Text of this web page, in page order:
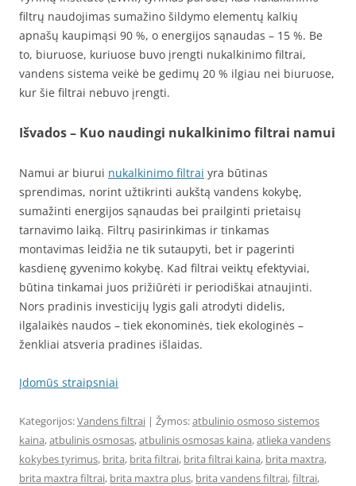
filtrų naudojimas sumažino šildymo elementų kalkių
apnašų kaupimąsi 90 %, o energijos sąnaudas – 15 %. Be
to, biuruose, kuriuose buvo įrengti nukalkinimo filtrai,
vandens sistema veikė be gedimų 20 % ilgiau nei biuruose,
kur šie filtrai nebuvo įrengti.
Išvados – Kuo naudingi nukalkinimo filtrai namui
Namui ar biurui nukalkinimo filtrai yra būtinas
sprendimas, norint užtikrinti aukštą vandens kokybę,
sumažinti energijos sąnaudas bei prailginti prietaisų
tarnavimo laiką. Filtrų pasirinkimas ir tinkamas
montavimas leidžia ne tik sutaupyti, bet ir pagerinti
kasdienę gyvenimo kokybę. Kad filtrai veiktų efektyviai,
būtina tinkamai juos prižiūrėti ir periodiškai atnaujinti.
Nors pradinis investicijų lygis gali atrodyti didelis,
ilgalaikės naudos – tiek ekonominės, tiek ekologinės –
ženkliai atsveria pradines išlaidas.
Įdomūs straipsniai
Kategorijos:Vandens filtrai | Žymos:atbulinio osmoso sistemos
kaina,atbulinis osmosas,atbulinis osmosas kaina,atlieka vandens
kokybes tyrimus, brita, brita filtrai, brita filtrai kaina, brita maxtra,
brita maxtra filtrai, brita maxtra plus, brita vandens filtrai,filtrai,